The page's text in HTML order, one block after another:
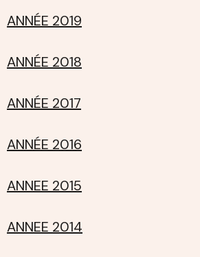
ANNÉE 2019
ANNÉE 2018
ANNÉE 2017
ANNÉE 2016
ANNEE 2015
ANNEE 2014